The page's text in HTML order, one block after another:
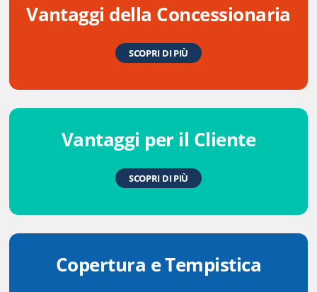
Vantaggi della Concessionaria
SCOPRI DI PIÙ
Vantaggi per il Cliente
SCOPRI DI PIÙ
Copertura e Tempistica